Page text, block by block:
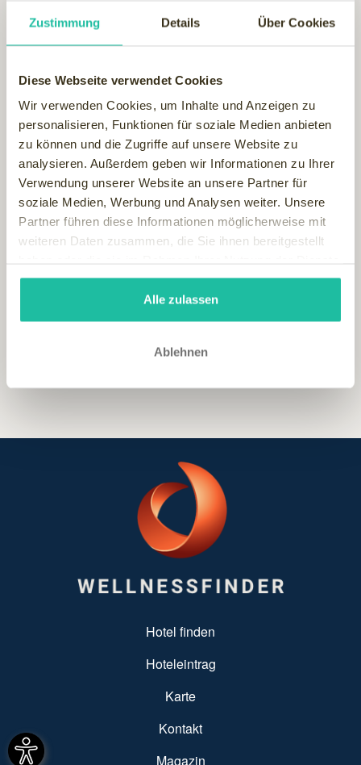
Zustimmung Details Über Cookies
Diese Webseite verwendet Cookies
Wir verwenden Cookies, um Inhalte und Anzeigen zu
personalisieren, Funktionen für soziale Medien anbieten
zu können und die Zugriffe auf unsere Website zu
analysieren. Außerdem geben wir Informationen zu Ihrer
Verwendung unserer Website an unsere Partner für
soziale Medien, Werbung und Analysen weiter. Unsere
Partner führen diese Informationen möglicherweise mit
weiteren Daten zusammen, die Sie ihnen bereitgestellt
gesammelt haben.
Alle zulassen
Ablehnen
Woche wird gefastet, sodass Sie nur rund ein Viertel des
Kohlenhydrate zu konsumieren. Dazu zählen unter anderem
Brot, Kartoffeln, Pasta, Reis sowie versteckte Zucker
Lieferanten, beispielsweise sehr fruchtzuckerreiches Obst,
wie Bananen oder Ananas.
Besser eignen sich Äpfel, Birnen, verschiedene Beeren und
Nüsse. Außerdem sollte viel Gemüse, mageres Fleisch und
Fisch auf dem Speiseplan stehen.
Um erfolgreich abzunehmen sollten Sie zusätzlich auf
ausreichend Bewegung achten. Schon ein leichtes, aber
tägliches Muskeltraining unterstützt den Stoffwechsel und
Hotel finden
Hoteleintrag
Karte
Kontakt
Magazin